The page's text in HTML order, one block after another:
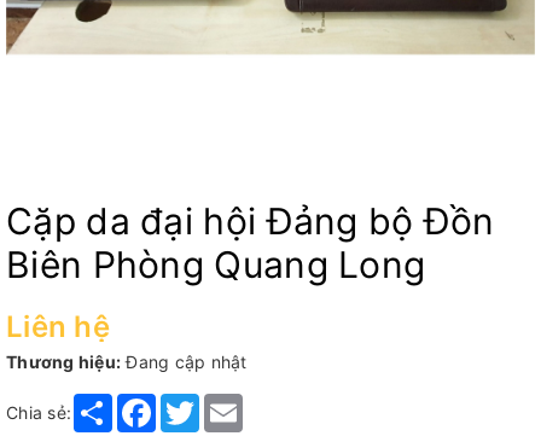
Cặp da đại hội Đảng bộ Đồn
Biên Phòng Quang Long
Liên hệ
Thương hiệu: Đang cập nhật
Chia sẻ: Share Facebook
Twitter